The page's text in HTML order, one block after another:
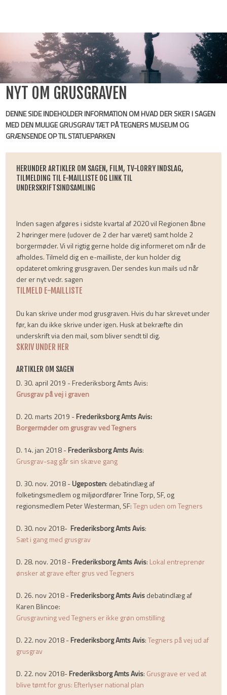
​NYT OM GRUSGRAVEN
DENNE SIDE INDEHOLDER INFORMATION OM HVAD DER SKER I SAGEN
MED DEN MULIGE GRUSGRAV TÆT PÅ TEGNERS MUSEUM OG
GRÆNSENDE OP TIL STATUEPARKEN
HERUNDER ARTIKLER OM SAGEN, FILM, TV-LORRY INDSLAG,
TILMELDING TIL E-MAILLISTE OG LINK TIL
UNDERSKRIFTSINDSAMLING
Inden sagen afgøres i sidste kvartal af 2020 vil Regionen åbne
2 høringer mere (udover de 2 der har været) samt holde 2
borgermøder. Vi vil rigtig gerne holde dig informeret om når de
afholdes. Tilmeld dig en e-mailliste, der kun holder dig
opdateret omkring grusgraven. Der sendes kun mails ud når
der er nyt vedr. sagen
TILMELD E-MAILLISTE
Du kan skrive under mod grusgraven. Hvis du har skrevet under
før, kan du ikke skrive under igen. Husk at bekræfte din
underskrift via den mail, som bliver sendt til dig.
SKRIV UNDER​ HER
ARTIKLER OM SAGEN
D. 30. april 2019 - Frederiksborg Amts Avis:
Grusgrav på vej i graven
D. 20. marts 2019 -Frederiksborg Amts Avis:
Borgermøder om grusgrav ved Tegners
D. 14. jan 2018 -Frederiksborg Amts Avis:
Grusgrav-sag går sin skæve gang
D. 30. nov. 2018 -Ugeposten: debatindlæg af
folketingsmedlem og miljøordfører Trine Torp, SF, og
regionsmedlem Peter Westerman, SF:Tegn uden om Tegners
D. 30. nov 2018- Frederiksborg Amts Avis:
Sæt i gang med grusgrav
D. 28. nov. 2018 -Frederiksborg Amts Avis: Lokal entreprenør
ønsker at grave efter grus ved Tegners
D. 26. nov 2018 -Frederiksborg Amts Avisdebatindlæg af
Karen Blincoe:
Grusgravning ved Tegners er ikke grøn omstilling
D. 22. nov 2018 -Frederiksborg Amts Avis:Tegners på vej ud af
grusgrav
D. 22. nov 2018-Frederiksborg Amts Avis: Grusgrave er ved at
blive tømt for grus: Efterlyser national plan